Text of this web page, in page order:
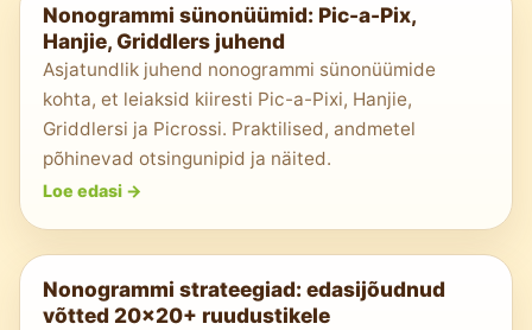
Nonogrammi sünonüümid: Pic-a-Pix,
Hanjie, Griddlers juhend
Asjatundlik juhend nonogrammi sünonüümide
kohta, et leiaksid kiiresti Pic-a-Pixi, Hanjie,
Griddlersi ja Picrossi. Praktilised, andmetel
põhinevad otsingunipid ja näited.
Loe edasi ->
Nonogrammi strateegiad: edasijõudnud
võtted 20x20+ ruudustikele